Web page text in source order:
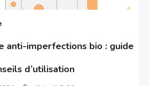
anti-imperfections bio : guide
d’utilisation